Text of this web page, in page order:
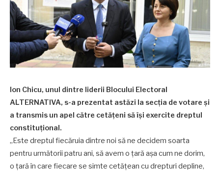
Ion Chicu, unul dintre liderii Blocului Electoral
ALTERNATIVA, s-a prezentat astăzi la secția de votare și
a transmis un apel către cetățeni să își exercite dreptul
constituțional.
„Este dreptul fiecăruia dintre noi să ne decidem soarta
pentru următorii patru ani, să avem o țară așa cum ne dorim,
o țară în care fiecare se simte cetățean cu drepturi depline,